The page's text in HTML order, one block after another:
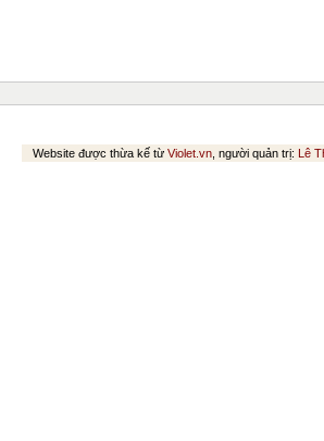
Website được thừa kế từ Violet.vn , người quản trị: Lê